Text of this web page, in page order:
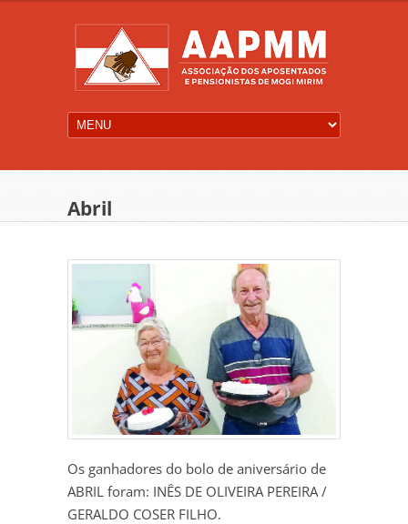
Abril
Os ganhadores do bolo de aniversário de
ABRIL foram: INÊS DE OLIVEIRA PEREIRA /
GERALDO COSER FILHO.